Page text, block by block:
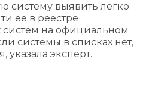
систему выявить легко:
ее в реестре
систем на официальном
системы в списках нет,
указала эксперт.